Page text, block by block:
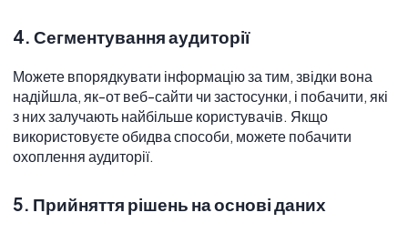
4. Сегментування аудиторії
Можете впорядкувати інформацію за тим, звідки вона
надійшла, як-от веб-сайти чи застосунки, і побачити, які
з них залучають найбільше користувачів. Якщо
використовуєте обидва способи, можете побачити
охоплення аудиторії.
5. Прийняття рішень на основі даних